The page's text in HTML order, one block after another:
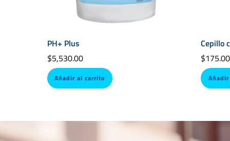
PH+ Plus
$5,530.00
Añadir al carrito
Cepillo
$175.00